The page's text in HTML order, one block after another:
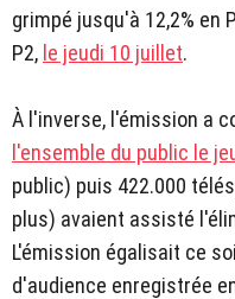
grimpé jusqu'à 12,2% en
P2, le jeudi 10 juillet.
À l'inverse, l'émission a
l'ensemble du public le
public) puis 422.000
plus) avaient assisté
L'émission égalisait ce
d'audience enregistrée